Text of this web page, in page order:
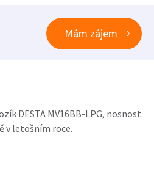
Mám zájem
DESTA MV16BB-LPG, nosnost
v letošním roce.